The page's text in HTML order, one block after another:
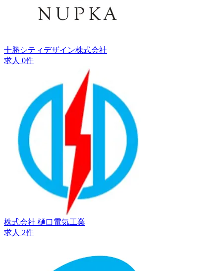
十勝シティデザイン株式会社
求人 0件
株式会社 樋口電気工業
求人 2件